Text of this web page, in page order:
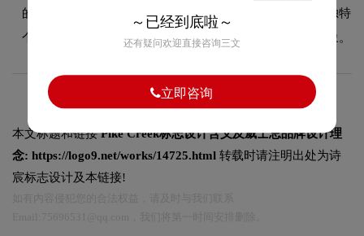
的核心手法，既符合行业的一般审美特征，又突出品牌的独特
个性，能够在众多竞品中脱颖而出，给消费者留下深刻印象。
本文标题和链接Pike Creek标志设计含义及威士忌品牌设计理
念: https://logo9.net/works/14725.html 转载时请注明出处为诗
宸标志设计及本链接!
～已经到底啦～
还有疑问欢迎直接咨询三文
立即咨询